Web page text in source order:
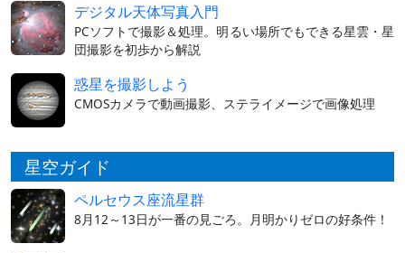
デジタル天体写真入門
PCソフトで撮影＆処理。明るい場所でもできる星雲・星
団撮影を初歩から解説
惑星を撮影しよう
CMOSカメラで動画撮影、ステライメージで画像処理
星空ガイド
ペルセウス座流星群
8月12～13日が一番の見ごろ。月明かりゼロの好条件！